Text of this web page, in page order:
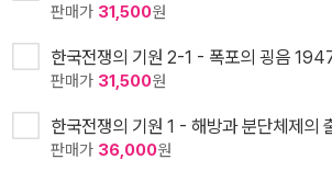
판매가 31,500원
한국전쟁의 기원 2-1 - 폭포의 굉음
판매가 31,500원
한국전쟁의 기원 1 - 해방과 분단체제
판매가 36,000원